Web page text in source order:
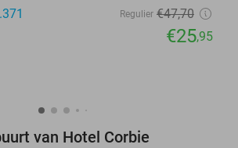
Regulier €47,70
€25,95
van Hotel Corbie